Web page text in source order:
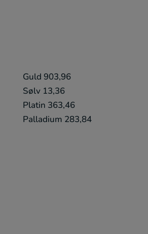
Guld 903,96
Sølv 13,36
Platin 363,46
Palladium 283,84